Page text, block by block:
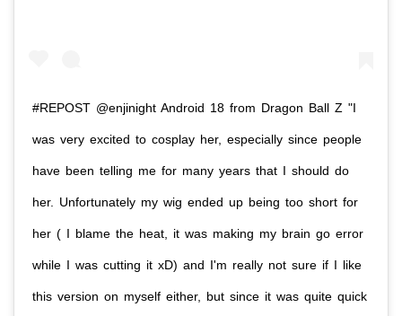
#REPOST @enjinight Android 18 from Dragon Ball Z "I
was very excited to cosplay her, especially since people
have been telling me for many years that I should do
her. Unfortunately my wig ended up being too short for
her ( I blame the heat, it was making my brain go error
while I was cutting it xD) and I'm really not sure if I like
this version on myself either, but since it was quite quick